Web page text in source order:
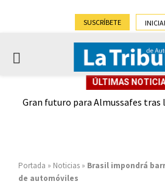
SUSCRÍBETE
PRIMARY
ÚLTIMAS
Gran futuro para Almussafes tras
Portada » Noticias » Brasil impondrá
de automóviles